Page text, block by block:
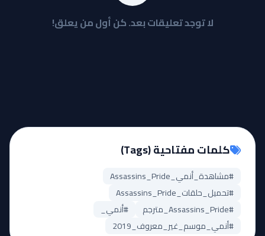
لا توجد تعليقات بعد. كن أول من يعلق!
كلمات مفتاحية (Tags)
#مشاهدة_أنمي_Assassins_Pride
#تحميل_حلقات_Assassins_Pride
#Assassins_Pride_مترجم
#أنمي_
#أنمي_موسم_غير_معروف_2019